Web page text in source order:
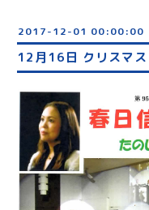
2017-12-01 00:00:00
12月16日 クリスマス